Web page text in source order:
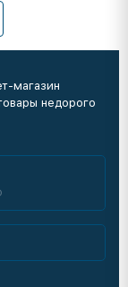
магазин
недорого